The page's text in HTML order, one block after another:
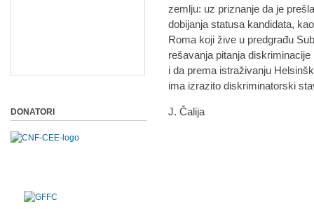
zemlju: uz priznanje da je
dobijanja statusa kandidata,
Roma koji žive u predgrađu
rešavanja pitanja
i da prema istraživanju
ima izrazito diskriminatorski
J. Čalija
DONATORI